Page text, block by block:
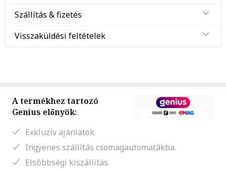
Szállítás & fizetés
Visszaküldési feltételek
A termékhez tartozó
Genius előnyök:
Exkluzív ajánlatok.
Ingyenes szállítás csomagautomatákba.
Elsőbbségi kiszállítás.